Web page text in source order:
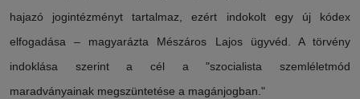
hajazó jogintézményt tartalmaz, ezért indokolt egy új kódex
elfogadása – magyarázta Mészáros Lajos ügyvéd. A törvény
indoklása szerint a cél a "szocialista szemléletmód
maradványainak megszüntetése a magánjogban."